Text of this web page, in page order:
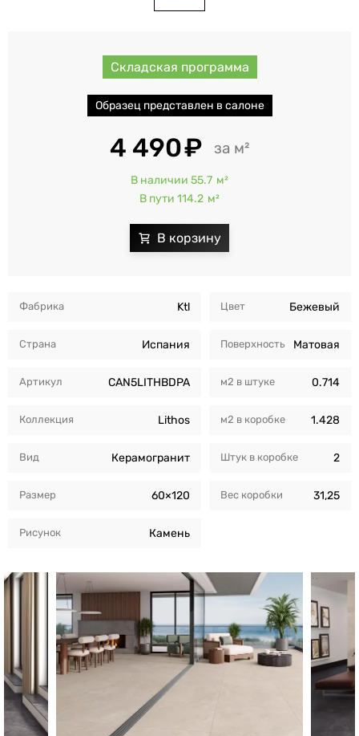
Фабрика Ktl
Страна Испания
Артикул CAN5LITHBDPA
Коллекция Lithos
Вид Керамогранит
Размер 60×120
Рисунок Камень
Цвет Бежевый
Поверхность Матовая
м2 в штуке 0.714
м2 в коробкe 1.428
Штук в коробкe 2
Вес коробки 31,25
Складская программа
Образец представлен в салоне
4 490 м²
В наличии 55.7 м²
В пути 114.2 м²